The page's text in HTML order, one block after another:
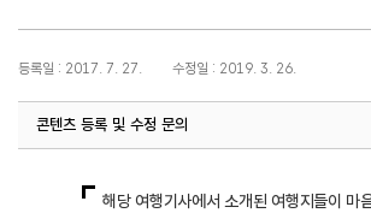
등록일 : 2017. 7. 27. 수정일 : 2019. 3. 26.
콘텐츠 등록 및 수정 문의
해당 여행기사에서 소개된 여행지들이 마